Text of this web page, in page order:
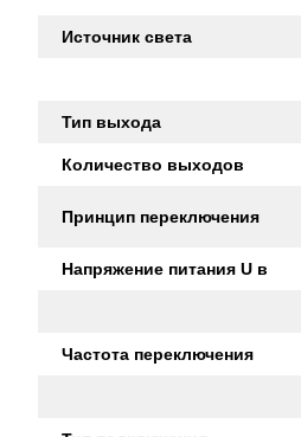
Источник света
Тип выхода
Количество выходов
Принцип переключения
Напряжение питания U в
Частота переключения